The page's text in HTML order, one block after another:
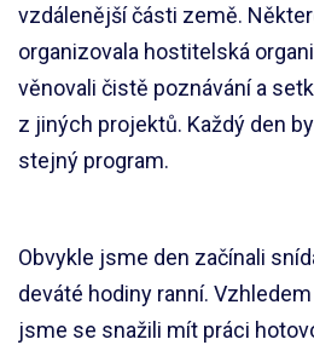
vzdálenější části země.
organizovala hostitelská
věnovali čistě poznávání a
z jiných projektů. Každý den
stejný program.
Obvykle jsme den začínali
deváté hodiny ranní.
jsme se snažili mít práci